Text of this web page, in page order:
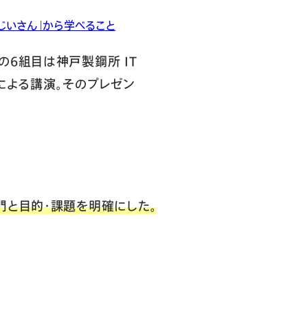
さん」から学べること
6組目は神戸製鋼所 IT
る講演。そのプレゼン
目的・課題を明確にした。